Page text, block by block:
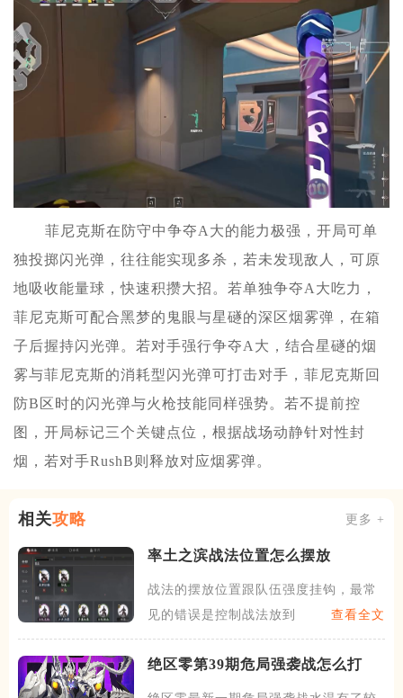
菲尼克斯在防守中争夺A大的能力极强，开局可单
独投掷闪光弹，往往能实现多杀，若未发现敌人，可原
地吸收能量球，快速积攒大招。若单独争夺A大吃力，
菲尼克斯可配合黑梦的鬼眼与星礈的深区烟雾弹，在箱
子后握持闪光弹。若对手强行争夺A大，结合星礈的烟
雾与菲尼克斯的消耗型闪光弹可打击对手，菲尼克斯回
防B区时的闪光弹与火枪技能同样强势。若不提前控
图，开局标记三个关键点位，根据战场动静针对性封
烟，若对手RushB则释放对应烟雾弹。
相关攻略 更多 +
率土之滨战法位置怎么摆放
战法的摆放位置跟队伍强度挂钩，最常
见的错误是控制战法放到了输
查看全文
绝区零第39期危局强袭战怎么打